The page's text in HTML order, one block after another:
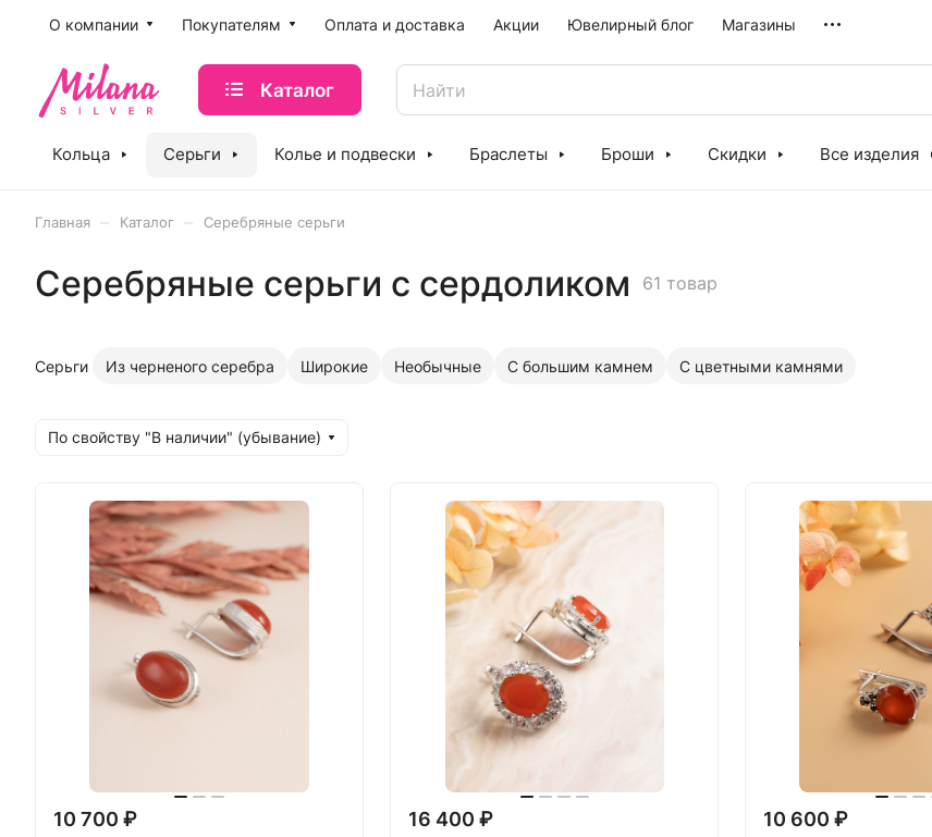
O компании Покупателям Оплата и доставка Акции Ювелирный блог Магазины
Каталог
Кольца Серьги Колье и подвески Браслеты Броши Скидки Все изделия
Главная Каталог Серебряные серьги
Серебряные серьги с сердоликом 61 товар
Серьги Из черненого серебра Широкие Необычные С большим камнем С цветными камнями
По свойству "В наличии" (убывание)
10 700 ₽ 16 400 ₽ 10 600 ₽